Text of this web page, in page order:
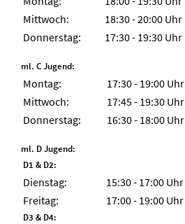
Mittwoch:
18:30 - 20:00 Uhr
Donnerstag:
17:30 - 19:30 Uhr
ml. C Jugend:
Montag: 17:30 - 19:00 Uhr
Mittwoch:
17:45 - 19:30 Uhr
Donnerstag:
16:30 - 18:00 Uhr
ml. D Jugend:
D1 & D2:
Dienstag: 15:30 - 17:00 Uhr
Freitag:
17:00 - 19:00 Uhr
D3 & D4: